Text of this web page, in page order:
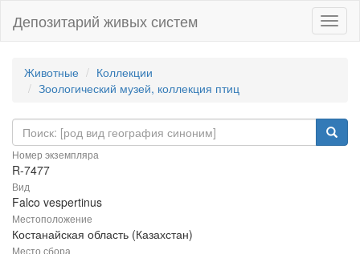
Депозитарий живых систем
Животные
Коллекции
Зоологический музей, коллекция птиц
Номер экземпляра
R-7477
Вид
Falco vespertinus
Местоположение
Костанайская область (Казахстан)
Место сбора